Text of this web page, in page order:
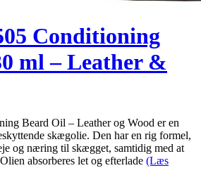
Conditioning
ml – Leather &
Beard Oil – Leather og Wood er en
skægolie. Den har en rig formel,
og næring til skægget, samtidig med at
absorberes let og efterlade (Læs